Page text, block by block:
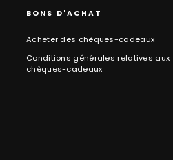
BONS D'ACHAT
Acheter des chèques-cadeaux
Conditions générales relatives aux
chèques-cadeaux